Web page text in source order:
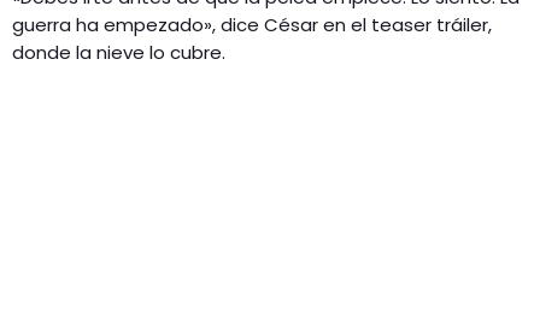
guerra ha empezado», dice César en el teaser tráiler,
donde la nieve lo cubre.